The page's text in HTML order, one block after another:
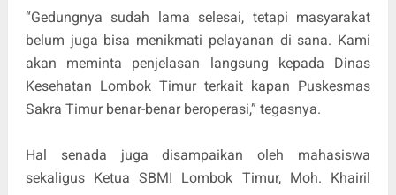
“Gedungnya sudah lama selesai, tetapi masyarakat
belum juga bisa menikmati pelayanan di sana. Kami
akan meminta penjelasan langsung kepada Dinas
Kesehatan Lombok Timur terkait kapan Puskesmas
Sakra Timur benar-benar beroperasi,” tegasnya.
Hal senada juga disampaikan oleh mahasiswa
sekaligus Ketua SBMI Lombok Timur, Moh. Khairil